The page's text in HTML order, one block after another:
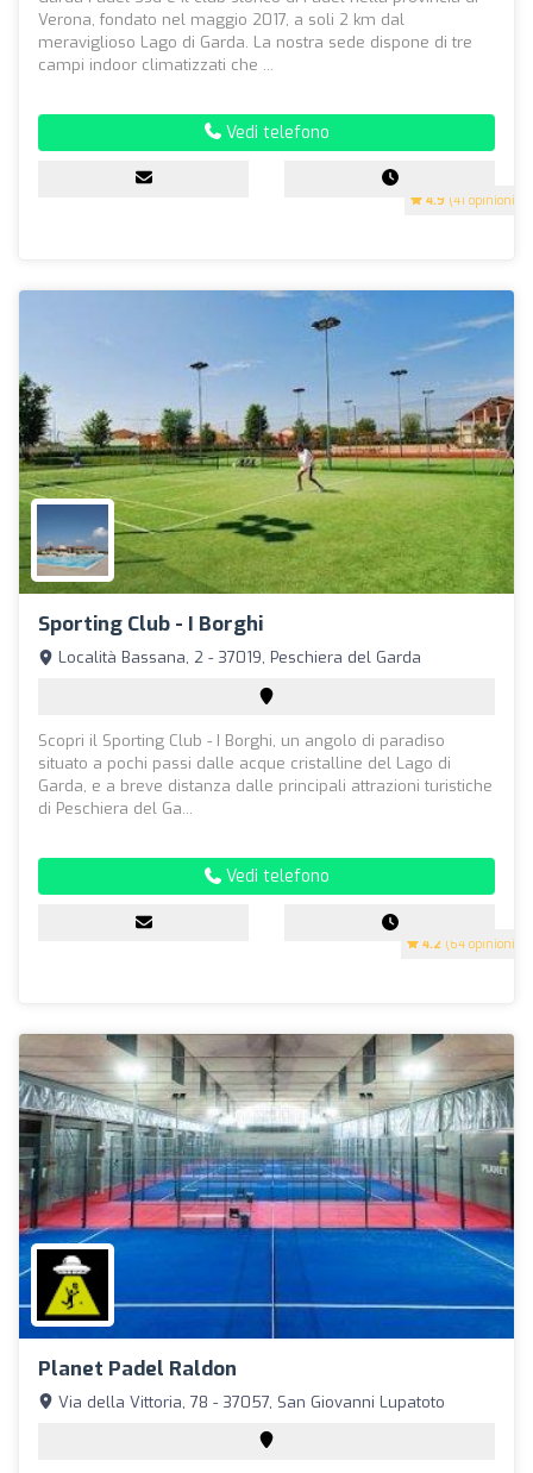
4.9 (41 opinioni)
Verona, fondato nel maggio 2017, a soli 2 km dal
meraviglioso Lago di Garda. La nostra sede dispone di tre
campi indoor climatizzati che ...
Vedi telefono
Sporting Club - I Borghi
4.2 (64 opinioni)
Località Bassana, 2 - 37019, Peschiera del Garda
Scopri il Sporting Club - I Borghi, un angolo di paradiso
situato a pochi passi dalle acque cristalline del Lago di
Garda, e a breve distanza dalle principali attrazioni turistiche
di Peschiera del Ga...
Vedi telefono
Planet Padel Raldon
Via della Vittoria, 78 - 37057, San Giovanni Lupatoto